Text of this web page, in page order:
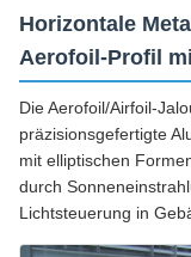
Horizontale
Aerofoil-Profil
Die Aerofoil/Airfoil-
präzisionsgefertigte
mit elliptischen
durch
Lichtsteuerung in